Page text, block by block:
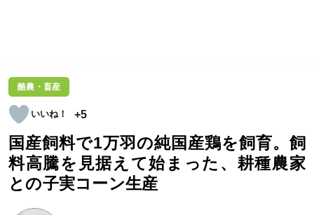
酪農・畜産
+5
国産飼料で1万羽の純国産鶏を飼育。飼
料高騰を見据えて始まった、耕種農家
との子実コーン生産